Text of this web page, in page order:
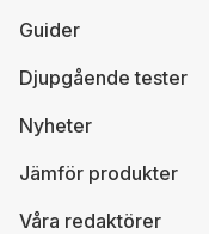
Guider
Djupgående tester
Nyheter
Jämför produkter
Våra redaktörer